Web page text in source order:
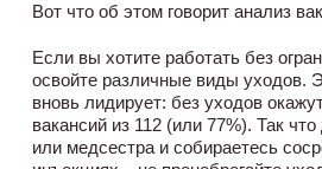
Вот что об этом говорит анализ
Если вы хотите работать без
освойте различные виды уходов.
вновь лидирует: без уходов
вакансий из 112 (или 77%). Так
или медсестра и собираетесь